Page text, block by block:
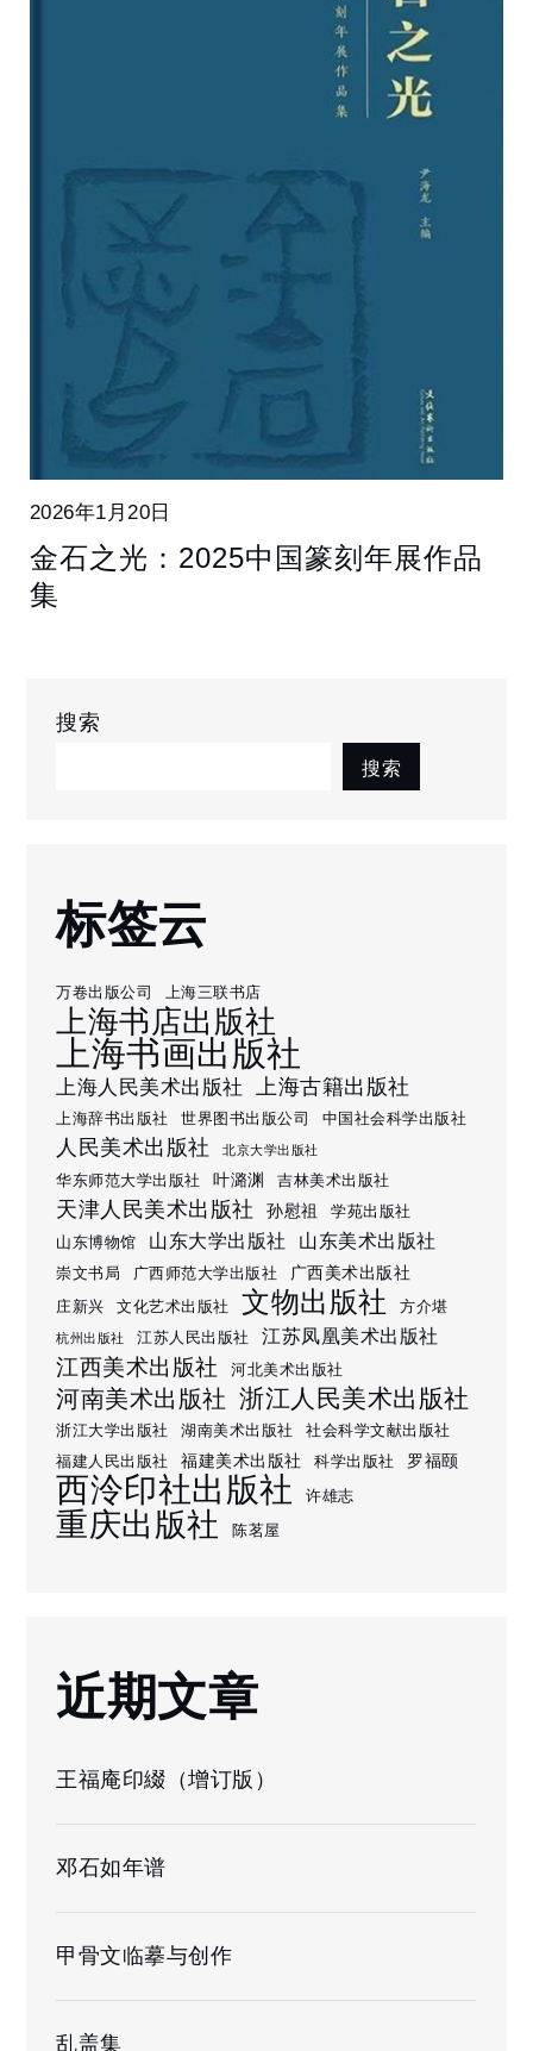
2026年1月20日
金石之光：2025中国篆刻年展作品
集
搜索
搜索
标签云
万卷出版公司 上海三联书店
上海书店出版社
上海书画出版社
上海人民美术出版社 上海古籍出版社
上海辞书出版社 世界图书出版公司 中国社会科学出版社
人民美术出版社 北京大学出版社
华东师范大学出版社 叶潞渊 吉林美术出版社
天津人民美术出版社 孙慰祖
学苑出版社
山东博物馆
山东大学出版社 山东美术出版社
崇文书局 广西师范大学出版社 广西美术出版社
庄新兴 文化艺术出版社 文物出版社 方介堪
杭州出版社 江苏人民出版社 江苏凤凰美术出版社
江西美术出版社 河北美术出版社
河南美术出版社 浙江人民美术出版社
浙江大学出版社 湖南美术出版社
社会科学文献出版社
福建人民出版社
福建美术出版社 科学出版社 罗福颐
西泠印社出版社 许雄志
重庆出版社 陈茗屋
近期文章
王福庵印綴（增订版）
邓石如年谱
甲骨文临摹与创作
乱盖集